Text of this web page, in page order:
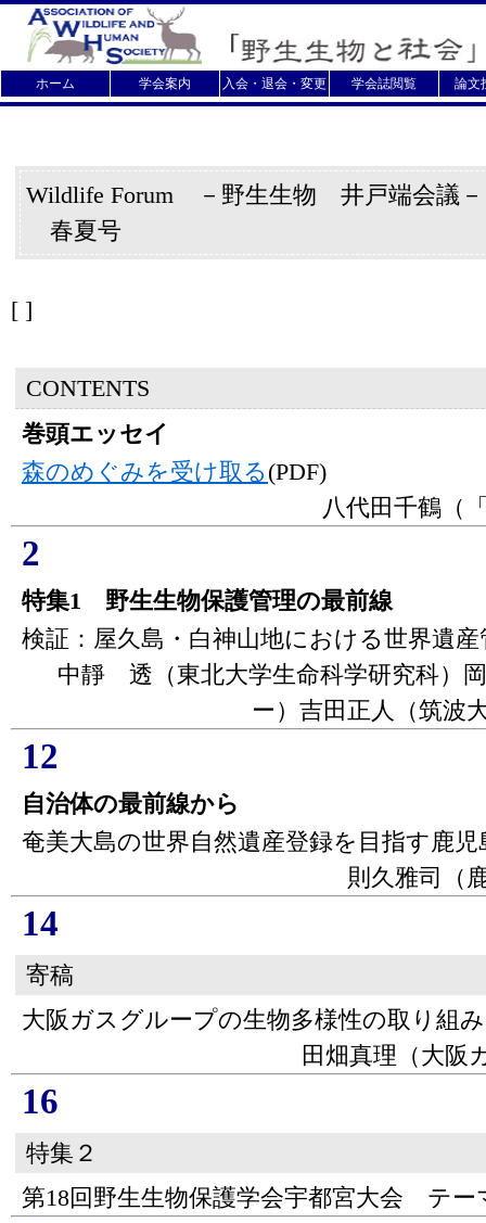
ホーム 学会案内 入会・退会・変更 学会誌閲覧 論文
Wildlife Forum －野生生物 井戸端会議
春夏号
[ ]
CONTENTS
巻頭エッセイ
森のめぐみを受け取る (PDF)
八代田千鶴（
2
特集1 野生生物保護管理の最前線
検証：屋久島・白神山地における世界遺産
中靜 透（東北大学生命科学研究科）
ー）吉田正人（筑波
12
自治体の最前線から
奄美大島の世界自然遺産登録を目指す鹿
則久雅司（
14
寄稿
大阪ガスグループの生物多様性の取り組み
田畑真理（大阪
16
特集２
第18回野生生物保護学会宇都宮大会 テー